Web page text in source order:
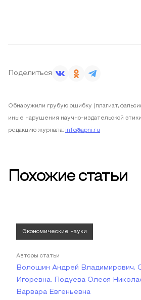
Поделиться
Обнаружили грубую ошибку (плагиат,
иные нарушения научно-издательской
редакцию журнала: info@apni.ru
Похожие статьи
Экономические науки
Авторы статьи
Волошин Андрей Владимирович,
Игоревна, Подуева Олеся
Варвара Евгеньевна